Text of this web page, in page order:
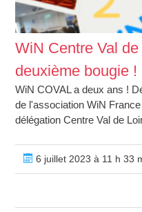
WiN Centre Val
deuxième bougie !
WiN COVAL a deux ans !
de l'association WiN
délégation Centre Val de
6 juillet 2023 à 11 h 33